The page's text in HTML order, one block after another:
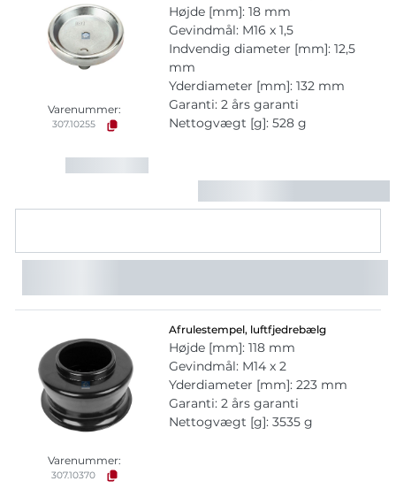
Varenummer:
307.10255
Højde [mm]: 18 mm
Gevindmål: M16 x 1,5
Indvendig diameter [mm]: 12,5
mm
Yderdiameter [mm]: 132 mm
Garanti: 2 års garanti
Nettogvægt [g]: 528 g
Varenummer:
307.10370
Afrulestempel, luftfjedrebælg
Højde [mm]: 118 mm
Gevindmål: M14 x 2
Yderdiameter [mm]: 223 mm
Garanti: 2 års garanti
Nettogvægt [g]: 3535 g